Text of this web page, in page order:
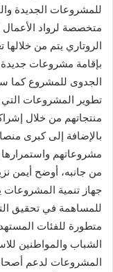
للمشروعات الجديدة
متخصصة لرواد
الروتاري يتم من
بإقامة مشروعات جديدة
الجدوى للمشروع كما
تطوير المشروعات
منتجاتهم من خلال
بالإضافة إلى كبرى
مشروعاتهم واستمرارها
من جانبه، أوضح أيمن
جهاز تنمية المشروعات
للمساهمة في تحقيق
متطورة للفئات
الشباب والمواطنين
المشروعات لدعم